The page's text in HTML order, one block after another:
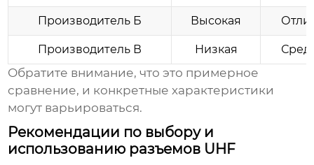
Производитель Б Высокая
Производитель В Низкая
Обратите внимание, что это примерное
сравнение, и конкретные характеристики
могут варьироваться.
Рекомендации по выбору и
использованию разъемов UHF